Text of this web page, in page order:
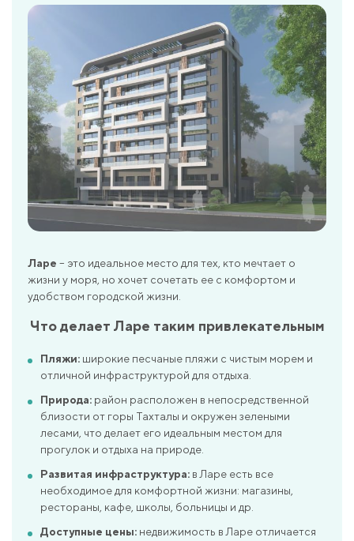
Ларе – это идеальное место для тех, кто мечтает о
жизни у моря, но хочет сочетать ее с комфортом и
удобством городской жизни.
Что делает Ларе таким привлекательным
Пляжи: широкие песчаные пляжи с чистым морем и
отличной инфраструктурой для отдыха.
Природа: район расположен в непосредственной
близости от горы Тахталы и окружен зелеными
лесами, что делает его идеальным местом для
прогулок и отдыха на природе.
Развитая инфраструктура: в Ларе есть все
необходимое для комфортной жизни: магазины,
рестораны, кафе, школы, больницы и др.
Доступные цены: недвижимость в Ларе отличается